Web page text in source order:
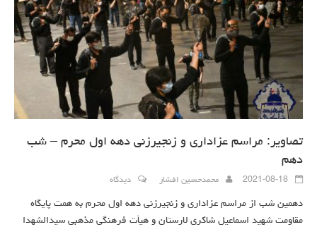
تصاویر: مراسم عزاداری و زنجیرزنی دهه اول محرم – شب
دهم
2021-08-18 محمدحسین افشار دیدگاه
دهمین شب از مراسم عزاداری و زنجیرزنی دهه اول محرم به همت پایگاه
مقاومت شهید اسماعیل شاکری لارستان و هیأت فرهنگی مذهبی سیدالشهدا